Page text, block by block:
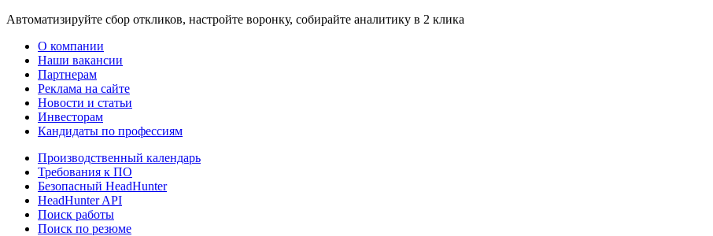
Автоматизируйте сбор откликов, настройте воронку, собирайте аналитику в 2 клика
О компании
Наши вакансии
Партнерам
Реклама на сайте
Новости и статьи
Инвесторам
Кандидаты по профессиям
Производственный календарь
Требования к ПО
Безопасный HeadHunter
HeadHunter API
Поиск работы
Поиск по резюме